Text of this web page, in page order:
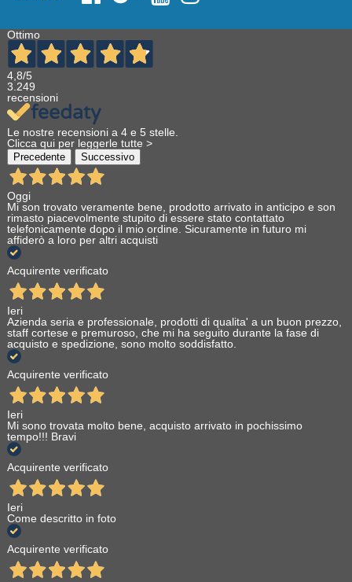
Ottimo
4,8/5
3.249
recensioni
Le nostre recensioni a 4 e 5 stelle.
Clicca qui per leggerle tutte >
Precedente Successivo
Oggi
Mi son trovato veramente bene, prodotto arrivato in anticipo e son
rimasto piacevolmente stupito di essere stato contattato
telefonicamente dopo il mio ordine. Sicuramente in futuro mi
affiderò a loro per altri acquisti
Acquirente verificato
Ieri
Azienda seria e professionale, prodotti di qualita' a un buon prezzo,
staff cortese e premuroso, che mi ha seguito durante la fase di
acquisto e spedizione, sono molto soddisfatto.
Acquirente verificato
Ieri
Mi sono trovata molto bene, acquisto arrivato in pochissimo
tempo!!! Bravi
Acquirente verificato
Ieri
Come descritto in foto
Acquirente verificato